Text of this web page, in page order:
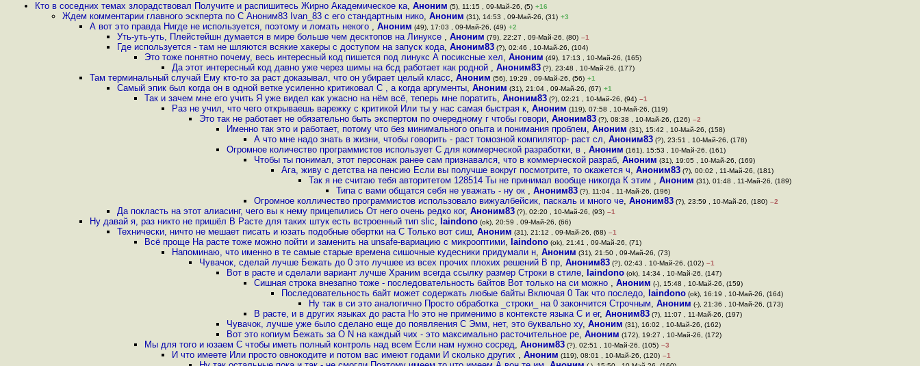
Кто в соседних темах злорадствовал Получите и распишитесь Жирно Академическое ка, Аноним (5), 11:15 , 09-Май-26, (5) +16
Ждем комментарии главного эскперта по С Аноним83 Ivan_83 с его стандартным нико, Аноним (31), 14:53 , 09-Май-26, (31) +3
А вот это правда Нигде не используется, поэтому и ломать некого , Аноним (49), 17:03 , 09-Май-26, (49) +2
Уть-уть-уть, Плейстейшн думается в мире больше чем десктопов на Линуксе , Аноним (79), 22:27 , 09-Май-26, (80) –1
Где используется - там не шляются всякие хакеры с доступом на запуск кода, Аноним83 (?), 02:46 , 10-Май-26, (104)
Это тоже понятно почему, весь интересный код пишется под линукс А посиксные хел, Аноним (49), 17:13 , 10-Май-26, (165)
Да этот интересный код давно уже через шимы на бсд работает как родной , Аноним83 (?), 23:48 , 10-Май-26, (177)
Там терминальный случай Ему кто-то за раст доказывал, что он убирает целый класс, Аноним (56), 19:29 , 09-Май-26, (56) +1
Самый эпик был когда он в одной ветке усиленно критиковал C , а когда аргументы, Аноним (31), 21:04 , 09-Май-26, (67) +1
Так и зачем мне его учить Я уже видел как ужасно на нём всё, теперь мне поратить, Аноним83 (?), 02:21 , 10-Май-26, (94) –1
Раз не учил, что чего открываешь варежку с критикой Или ты у нас самая быстрая к, Аноним (119), 07:58 , 10-Май-26, (119)
Это так не работает не обязательно быть экспертом по очередному г чтобы говори, Аноним83 (?), 08:38 , 10-Май-26, (126) –2
Именно так это и работает, потому что без минимального опыта и понимания проблем, Аноним (31), 15:42 , 10-Май-26, (158)
А что мне надо знать в жизни, чтобы говорить - раст томозной компилятор- раст сл, Аноним83 (?), 23:51 , 10-Май-26, (178)
Огромное количество программистов использует C для коммерческой разработки, в , Аноним (161), 15:53 , 10-Май-26, (161)
Чтобы ты понимал, этот персонаж ранее сам признавался, что в коммерческой разраб, Аноним (31), 19:05 , 10-Май-26, (169)
Ага, живу с детства на пенсию Если вы получше вокруг посмотрите, то окажется ч, Аноним83 (?), 00:02 , 11-Май-26, (181)
Так я не считаю тебя авторитетом 128514 Ты не принимал вообще никогда К этим , Аноним (31), 01:48 , 11-Май-26, (189)
Типа с вами общатся себя не уважать - ну ок , Аноним83 (?), 11:04 , 11-Май-26, (196)
Огромное колличество программистов использовало вижуалбейсик, паскаль и много че, Аноним83 (?), 23:59 , 10-Май-26, (180) –2
Да покласть на этот алиасинг, чего вы к нему прицепились От него очень редко ког, Аноним83 (?), 02:20 , 10-Май-26, (93) –1
Ну давай я, раз никто не пришёл В Расте для таких штук есть встроенный тип slic, laindono (ok), 20:59 , 09-Май-26, (66)
Технически, ничто не мешает писать и юзать подобные обертки на С Только вот сиш, Аноним (31), 21:12 , 09-Май-26, (68) –1
Всё проще На расте тоже можно пойти и заменить на unsafe-вариацию с микрооптими, laindono (ok), 21:41 , 09-Май-26, (71)
Напоминаю, что именно в те самые старые времена сишочные кудесники придумали н, Аноним (31), 21:50 , 09-Май-26, (73)
Чувачок, сделай лучше Бежать до 0 это лучшее из всех прочих плохих решений В пр, Аноним83 (?), 02:43 , 10-Май-26, (102) –1
Вот в расте и сделали вариант лучше Храним всегда ссылку размер Строки в стиле, laindono (ok), 14:34 , 10-Май-26, (147)
Сишная строка внезапно тоже - последовательность байтов Вот только на си можно , Аноним (-), 15:48 , 10-Май-26, (159)
Последовательность байт может содержать любые байты Включая 0 Так что последо, laindono (ok), 16:19 , 10-Май-26, (164)
Ну так в си это аналогично Просто обработка _строки_ на 0 закончится Строчным, Аноним (-), 21:36 , 10-Май-26, (173)
В расте, и в других языках до раста Но это не применимо в контексте языка С и ег, Аноним83 (?), 11:07 , 11-Май-26, (197)
Чувачок, лучше уже было сделано еще до появляения С Эмм, нет, это буквально ху, Аноним (31), 16:02 , 10-Май-26, (162)
Вот это копиум Бежать за O N на каждый чих - это максимально расточительное ре, Аноним (172), 19:27 , 10-Май-26, (172)
Мы для того и юзаем С чтобы иметь полный контроль над всем Если нам нужно сосред, Аноним83 (?), 02:51 , 10-Май-26, (105) –3
И что имеете Или просто овнокодите и потом вас имеют годами И сколько других , Аноним (119), 08:01 , 10-Май-26, (120) –1